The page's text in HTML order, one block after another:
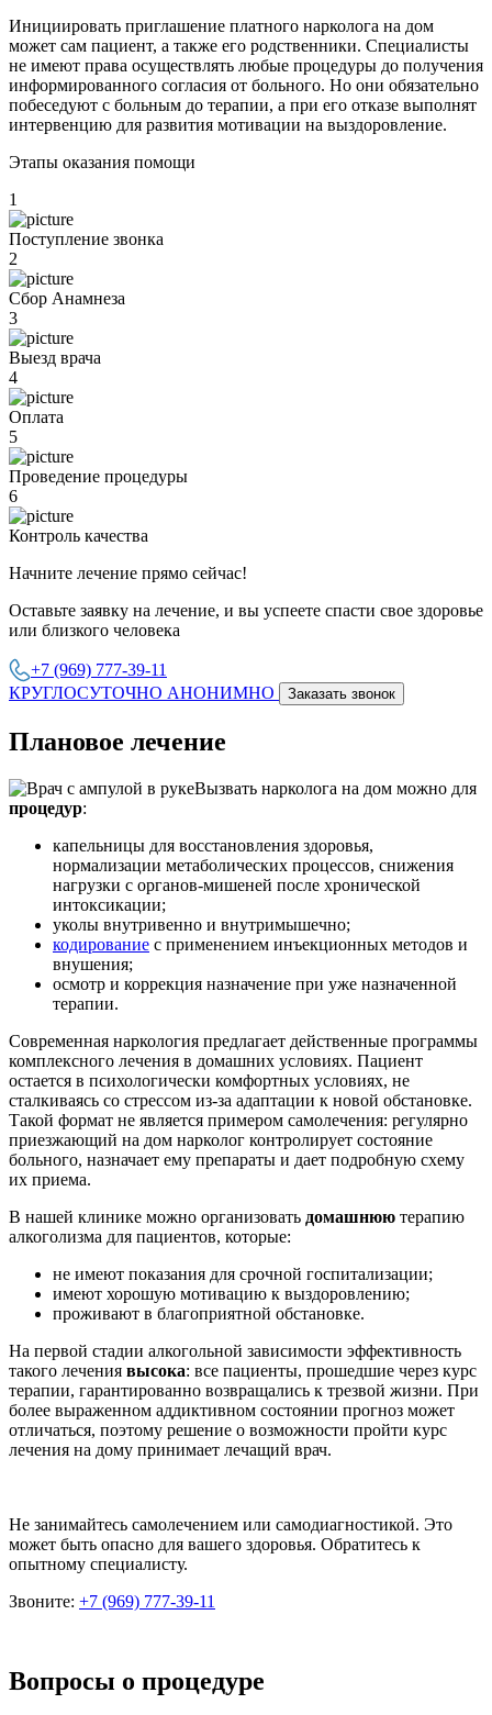
Инициировать приглашение платного нарколога на дом
может сам пациент, а также его родственники. Специалисты
не имеют права осуществлять любые процедуры до получения
информированного согласия от больного. Но они обязательно
побеседуют с больным до терапии, а при его отказе выполнят
интервенцию для развития мотивации на выздоровление.
Этапы оказания помощи
1
Поступление звонка
2
Сбор Анамнеза
3
Выезд врача
4
Оплата
5
Проведение процедуры
6
Контроль качества
Начните лечение прямо сейчас!
Оставьте заявку на лечение, и вы успеете спасти свое здоровье
или близкого человека
+7 (969) 777-39-11
КРУГЛОСУТОЧНО АНОНИМНО
Заказать звонок
Плановое лечение
Вызвать нарколога на дом можно для
процедур:
капельницы для восстановления здоровья,
нормализации метаболических процессов, снижения
нагрузки с органов-мишеней после хронической
интоксикации;
уколы внутривенно и внутримышечно;
кодирование с применением инъекционных методов и
внушения;
осмотр и коррекция назначение при уже назначенной
терапии.
Современная наркология предлагает действенные программы
комплексного лечения в домашних условиях. Пациент
остается в психологически комфортных условиях, не
сталкиваясь со стрессом из-за адаптации к новой обстановке.
Такой формат не является примером самолечения: регулярно
приезжающий на дом нарколог контролирует состояние
больного, назначает ему препараты и дает подробную схему
их приема.
В нашей клинике можно организовать домашнюю терапию
алкоголизма для пациентов, которые:
не имеют показания для срочной госпитализации;
имеют хорошую мотивацию к выздоровлению;
проживают в благоприятной обстановке.
На первой стадии алкогольной зависимости эффективность
такого лечения высока: все пациенты, прошедшие через курс
терапии, гарантированно возвращались к трезвой жизни. При
более выраженном аддиктивном состоянии прогноз может
отличаться, поэтому решение о возможности пройти курс
лечения на дому принимает лечащий врач.
Не занимайтесь самолечением или самодиагностикой. Это
может быть опасно для вашего здоровья. Обратитесь к
опытному специалисту.
Звоните: +7 (969) 777-39-11
Вопросы о процедуре